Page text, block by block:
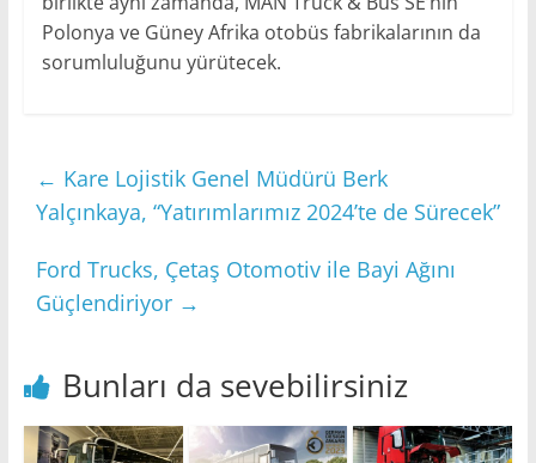
Polonya ve Güney Afrika otobüs fabrikalarının da
sorumluluğunu yürütecek.
← Kare Lojistik Genel Müdürü Berk
Yalçınkaya, “Yatırımlarımız 2024’te de Sürecek”
Ford Trucks, Çetaş Otomotiv ile Bayi Ağını
Güçlendiriyor →
Bunları da sevebilirsiniz